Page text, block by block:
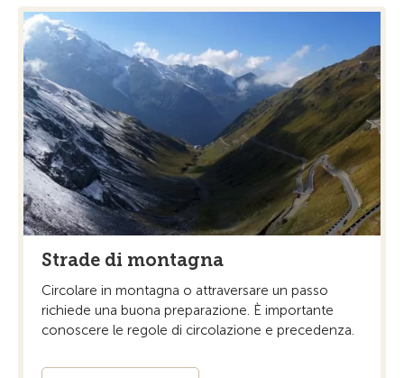
Strade di montagna
Circolare in montagna o attraversare un passo
richiede una buona preparazione. È importante
conoscere le regole di circolazione e precedenza.